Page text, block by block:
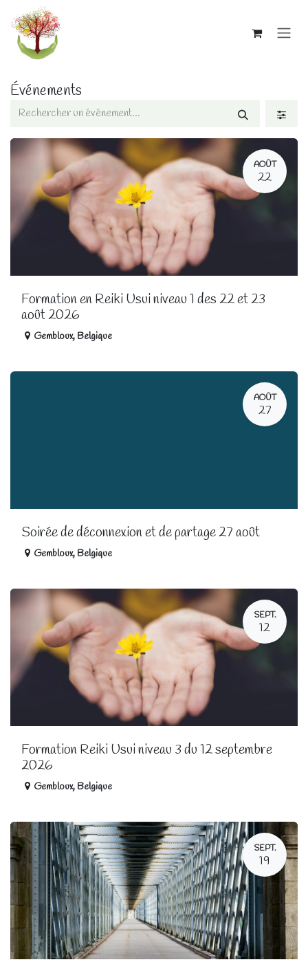
Se rendre au contenu
Événements
AOÛT
22
Formation en Reiki Usui niveau 1 des 22 et 23
août 2026
Gembloux, Belgique
AOÛT
27
Soirée de déconnexion et de partage 27 août
Gembloux, Belgique
SEPT.
12
Formation Reiki Usui niveau 3 du 12 septembre
2026
Gembloux, Belgique
SEPT.
19